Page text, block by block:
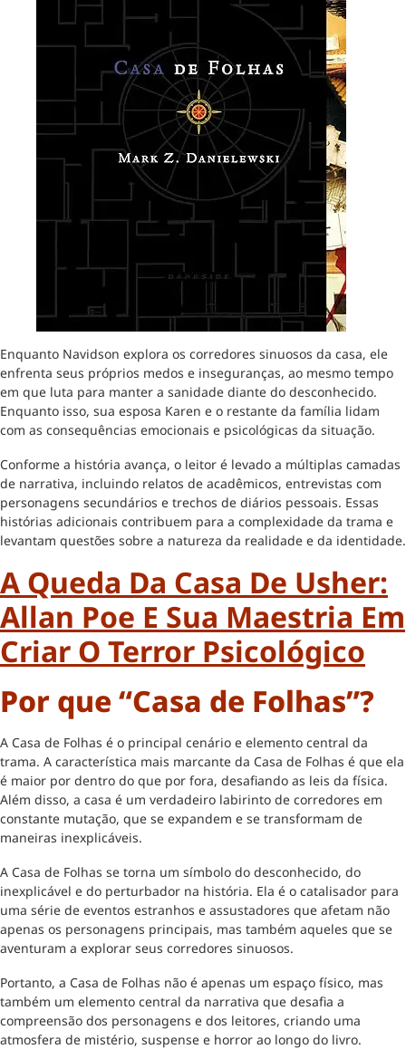
Enquanto Navidson explora os corredores sinuosos da casa, ele
enfrenta seus próprios medos e inseguranças, ao mesmo tempo
em que luta para manter a sanidade diante do desconhecido.
Enquanto isso, sua esposa Karen e o restante da família lidam
com as consequências emocionais e psicológicas da situação.
Conforme a história avança, o leitor é levado a múltiplas camadas
de narrativa, incluindo relatos de acadêmicos, entrevistas com
personagens secundários e trechos de diários pessoais. Essas
histórias adicionais contribuem para a complexidade da trama e
levantam questões sobre a natureza da realidade e da identidade.
A Queda Da Casa De Usher:
Allan Poe E Sua Maestria Em
Criar O Terror Psicológico
Por que “Casa de Folhas”?
A Casa de Folhas é o principal cenário e elemento central da
trama. A característica mais marcante da Casa de Folhas é que ela
é maior por dentro do que por fora, desafiando as leis da física.
Além disso, a casa é um verdadeiro labirinto de corredores em
constante mutação, que se expandem e se transformam de
maneiras inexplicáveis.
A Casa de Folhas se torna um símbolo do desconhecido, do
inexplicável e do perturbador na história. Ela é o catalisador para
uma série de eventos estranhos e assustadores que afetam não
apenas os personagens principais, mas também aqueles que se
aventuram a explorar seus corredores sinuosos.
Portanto, a Casa de Folhas não é apenas um espaço físico, mas
também um elemento central da narrativa que desafia a
compreensão dos personagens e dos leitores, criando uma
atmosfera de mistério, suspense e horror ao longo do livro.